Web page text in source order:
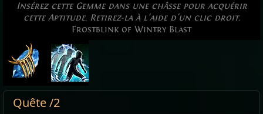
Insérez cette Gemme dans une châsse pour acquérir
cette Aptitude. Retirez-la à l'aide d'un clic droit.
Frostblink of Wintry Blast
Quête /2